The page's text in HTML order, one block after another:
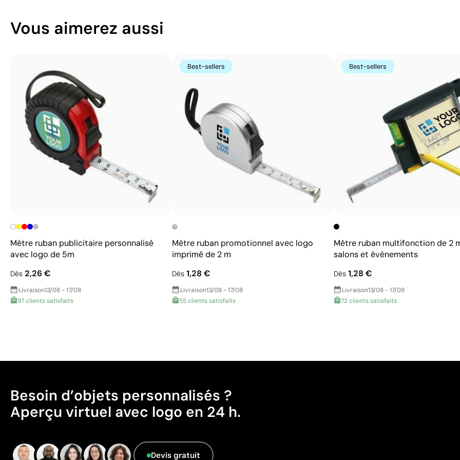
Possibilité d’impression avec couleurs Pantone®
Bonne définition des textes et logos
Prix compétitifs pour les grandes quantités
Vous aimerez aussi
Mètre ruban publicitaire personnalisé
avec logo de 5m
Dès 2,26 €
Livraison13/08 - 17/08
97 clients satisfaits
Best-sellers
Mètre ruban promotionnel avec logo
imprimé de 2 m
Dès1,28 €
Livraison13/08 - 17/08
55 clients satisfaits
Best-sellers
Mètre ruban multifonction de 2
salons et événements
Dès1,28 €
Livraison13/08 - 17/08
72 clients satisfaits
Besoin d’objets personnalisés ?
Aperçu virtuel avec logo en 24 h.
Devis gratuit